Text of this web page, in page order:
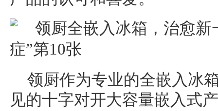
领厨作为专业的全嵌入冰
见的十字对开大容量嵌入式